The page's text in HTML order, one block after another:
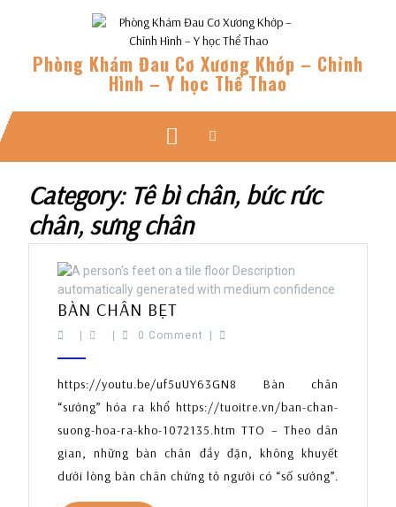
Phòng Khám Đau Cơ Xương Khớp – Chỉnh
Hình – Y học Thể Thao
Open
Button
Category: Tê bì chân, bức rức
chân, sưng chân
BÀN CHÂN BẸTBÀN
CHÂN
| | 0 Comment |
https://youtu.be/uf5uUY63GN8 Bàn chân
“sướng” hóa ra khổ https://tuoitre.vn/ban-chan-
suong-hoa-ra-kho-1072135.htm TTO – Theo dân
gian, những bàn chân đầy đặn, không khuyết
dưới lòng bàn chân chứng tỏ người có “số sướng”.